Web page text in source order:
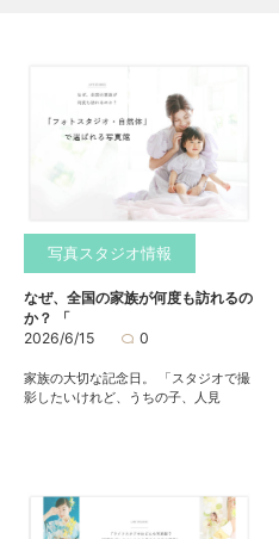
写真スタジオ情報
なぜ、全国の家族が何度も訪れるの
か？ 「
2026/6/15
0
家族の大切な記念日。 「スタジオで撮
影したいけれど、うちの子、人見